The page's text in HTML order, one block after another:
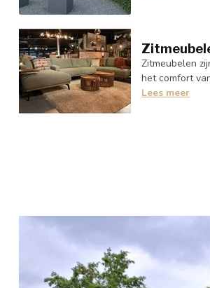
Zitmeubelen
het comfort
Lees meer